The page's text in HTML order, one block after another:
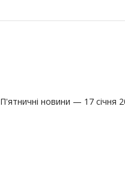
П'ятничні новини — 17 січня